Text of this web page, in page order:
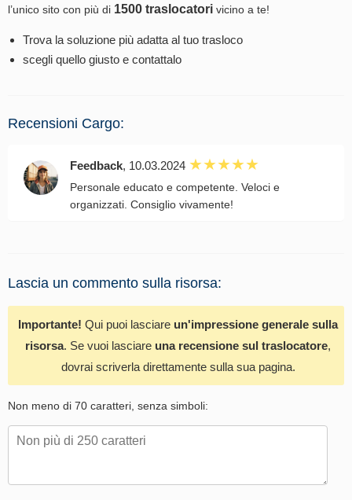
l’unico sito con più di 1500 traslocatori vicino a te!
Trova la soluzione più adatta al tuo trasloco
scegli quello giusto e contattalo
Recensioni Cargo:
Feedback, 10.03.2024
Personale educato e competente. Veloci e
organizzati. Consiglio vivamente!
Lascia un commento sulla risorsa:
Importante! Qui puoi lasciare un'impressione generale sulla
risorsa. Se vuoi lasciare una recensione sul traslocatore,
dovrai scriverla direttamente sulla sua pagina.
Non meno di 70 caratteri, senza simboli: